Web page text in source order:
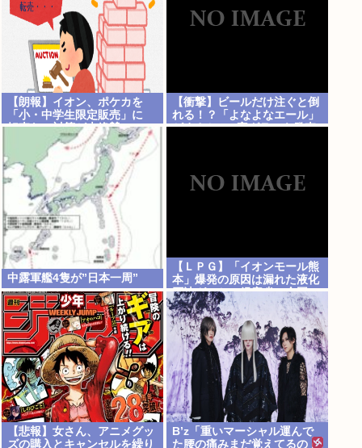
【朗報】イオン、ポケカを
「小・中学生限定販売」に
転売ヤー対策が大絶賛ｗｗｗ
【衝撃】ビールだけ注ぐと倒
れる！？「よなよなエール」
がまさかのU字グラスを発売
中露軍艦4隻が”日本一周”
【ＬＰＧ】「イオンモール熊
本」爆発の原因は漏れた液化
石油ガスか…経産省、全国の
大規模施設でガス供給設備の
点検要請 ★3
【悲報】女さん、アニメグッ
ズの購入とキャンセルを繰り
B’z「重いマーシャル運んで
た腰の痛みまだ覚えてるの」